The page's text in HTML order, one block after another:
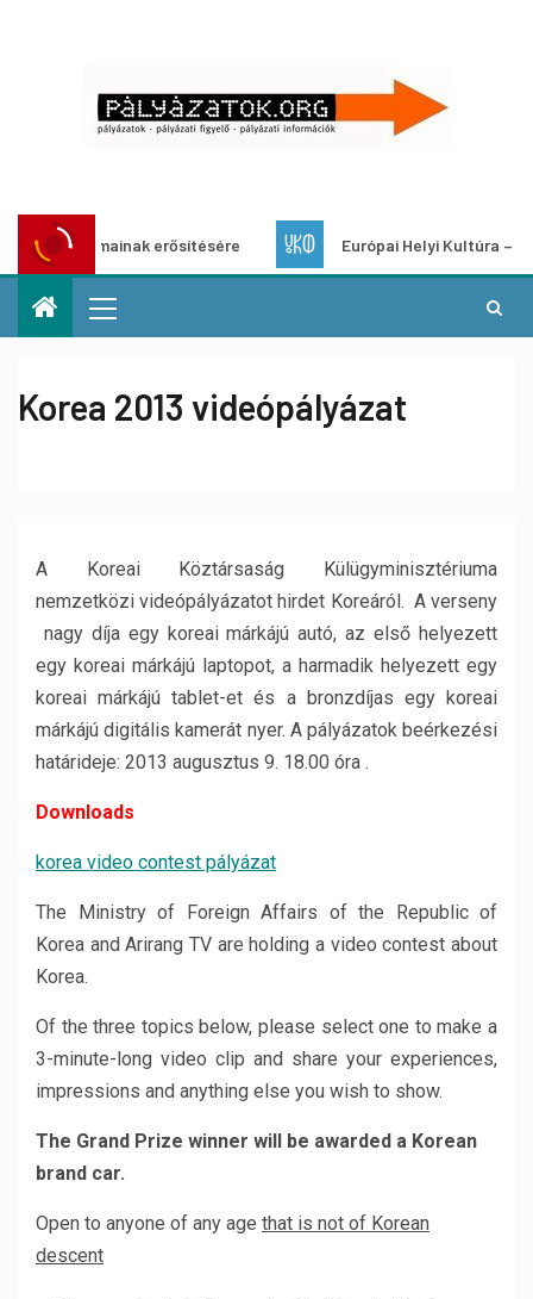
erősítésére Európai Helyi Kultúra –
Korea 2013 videópályázat
A Koreai Köztársaság Külügyminisztériuma
nemzetközi videópályázatot hirdet Koreáról. A verseny
nagy díja egy koreai márkájú autó, az első helyezett
egy koreai márkájú laptopot, a harmadik helyezett egy
koreai márkájú tablet-et és a bronzdíjas egy koreai
márkájú digitális kamerát nyer. A pályázatok beérkezési
határideje: 2013 augusztus 9. 18.00 óra .
Downloads
korea video contest pályázat
The Ministry of Foreign Affairs of the Republic of
Korea and Arirang TV are holding a video contest about
Korea.
Of the three topics below, please select one to make a
3-minute-long video clip and share your experiences,
impressions and anything else you wish to show.
The Grand Prize winner will be awarded a Korean
brand car.
Open to anyone of any age that is not of Korean
descent